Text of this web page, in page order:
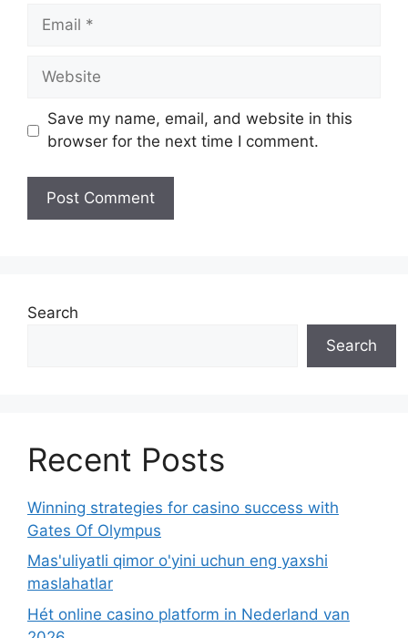
Email
Website
Save my name, email, and website in this
browser for the next time I comment.
Search
Search
Recent Posts
Winning strategies for casino success with
Gates Of Olympus
Mas'uliyatli qimor o'yini uchun eng yaxshi
maslahatlar
Hét online casino platform in Nederland van